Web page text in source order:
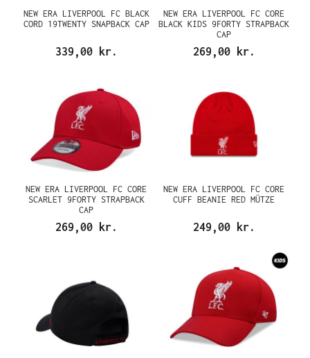
NEW ERA LIVERPOOL FC BLACK
CORD 19TWENTY SNAPBACK CAP
339,00 kr.
NEW ERA LIVERPOOL FC CORE
BLACK KIDS 9FORTY STRAPBACK
CAP
269,00 kr.
NEW ERA LIVERPOOL FC CORE
SCARLET 9FORTY STRAPBACK
CAP
269,00 kr.
NEW ERA LIVERPOOL FC CORE
CUFF BEANIE RED MÜTZE
249,00 kr.